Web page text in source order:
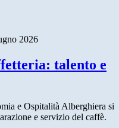
talento e
e Ospitalità Alberghiera si
e servizio del caffè.